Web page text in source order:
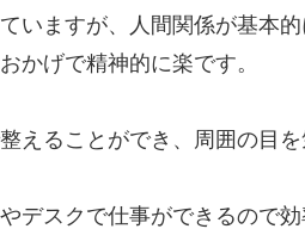
いますが、人間関係が基本
かげで精神的に楽です。
えることができ、周囲の目
デスクで仕事ができるので